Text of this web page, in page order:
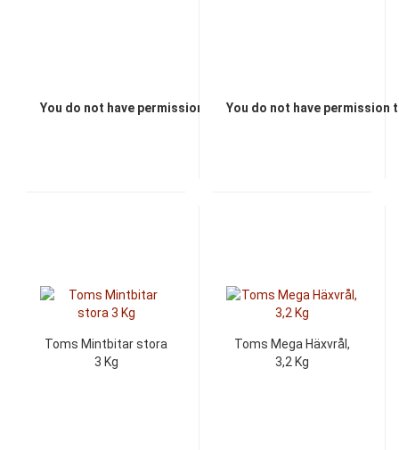
You do not have permission to view the prices
You do not have permission
Toms Mintbitar stora
3 Kg
Toms Mega Häxvrål,
3,2 Kg